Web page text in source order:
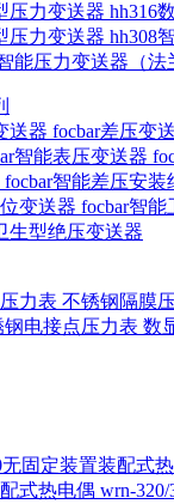
压力变送器 hh316
压力变送器 hh308
能压力变送器（法
送器 focbar差压变
智能表压变送器
focbar智能差压安装
变送器 focbar智
生型绝压变送器
力表 不锈钢隔膜
钢电接点压力表 数
无固定装置装配式
式热电偶 wrn-